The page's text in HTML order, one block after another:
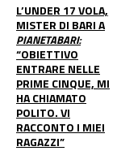
L’UNDER 17 VOLA,
MISTER DI BARI A
PIANETABARI:
“OBIETTIVO
ENTRARE NELLE
PRIME CINQUE, MI
HA CHIAMATO
POLITO. VI
RACCONTO I MIEI
RAGAZZI”